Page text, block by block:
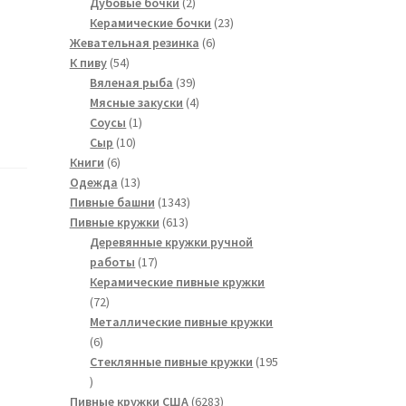
товара
Керамические бочки 2323
Жевательная резинка 66
К пиву 5454
товара
Вяленая рыба 3939
товаров
Мясные закуски 44
Соусы 11
Сыр 1010
Книги 66
товаров
Одежда 1313
товаров
Пивные башни 13431343
товара
Пивные кружки 613613
товаров
Деревянные кружки ручной
работы 1717
товаров
Керамические пивные кружки
7272
товара
Металлические пивные кружки
66
товаров
Стеклянные пивные кружки 195
195
товаров
Пивные кружки США 62836283